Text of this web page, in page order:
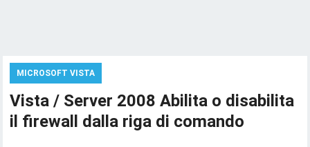
MICROSOFT VISTA
Vista / Server 2008 Abilita o disabilita
il firewall dalla riga di comando